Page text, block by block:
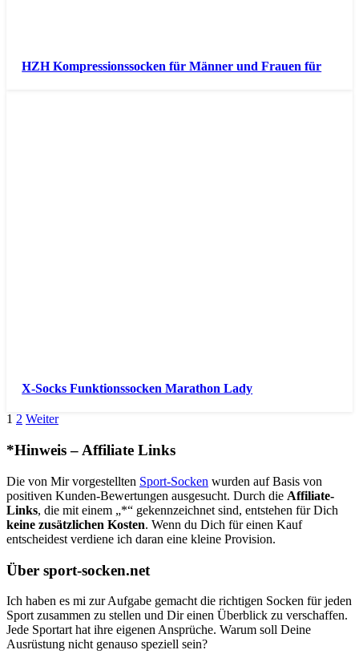
HZH Kompressionssocken für Männer und Frauen für
X-Socks Funktionssocken Marathon Lady
1 2 Weiter
*Hinweis – Affiliate Links
Die von Mir vorgestellten Sport-Socken wurden auf Basis von
positiven Kunden-Bewertungen ausgesucht. Durch die Affiliate-
Links, die mit einem „*“ gekennzeichnet sind, entstehen für Dich
keine zusätzlichen Kosten. Wenn du Dich für einen Kauf
entscheidest verdiene ich daran eine kleine Provision.
Über sport-socken.net
Ich haben es mi zur Aufgabe gemacht die richtigen Socken für jeden
Sport zusammen zu stellen und Dir einen Überblick zu verschaffen.
Jede Sportart hat ihre eigenen Ansprüche. Warum soll Deine
Ausrüstung nicht genauso speziell sein?